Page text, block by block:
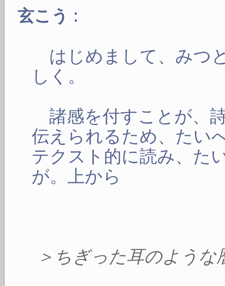
玄こう :
はじめまして、みつ
しく。
諸感を付すことが、
伝えられるため、たい
テクスト的に読み、た
が。上から
＞ちぎった耳のような